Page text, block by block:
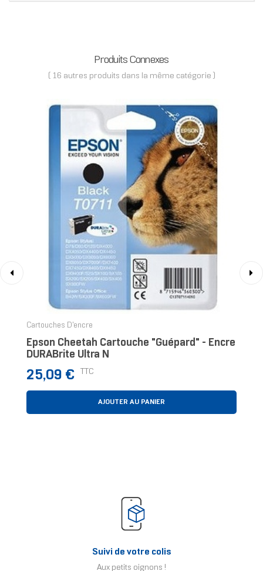
Produits Connexes
( 16 autres produits dans la même catégorie )
Cartouches D'encre
Epson Cheetah Cartouche "Guépard" - Encre
DURABrite Ultra N
Prix
25,09 € TTC
AJOUTER AU PANIER
Suivi de votre colis
Aux petits oignons !